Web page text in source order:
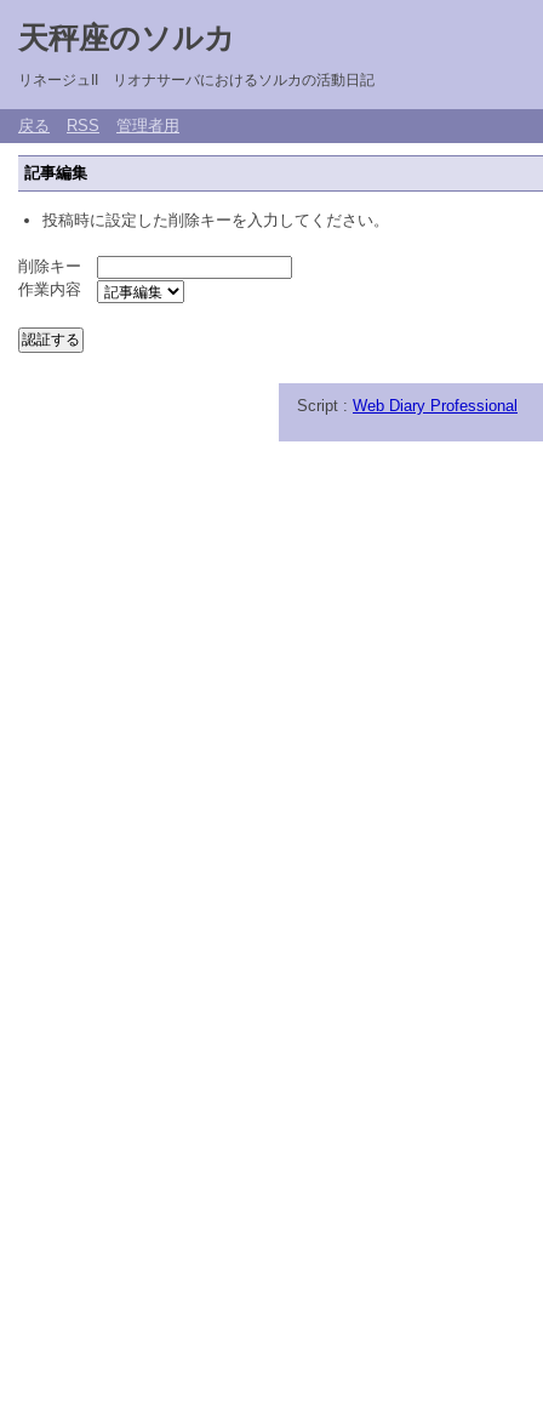
天秤座のソルカ
リネージュII リオナサーバにおけるソルカの活動日記
戻る RSS 管理者用
記事編集
投稿時に設定した削除キーを入力してください。
削除キー
作業内容
Script : Web Diary Professional